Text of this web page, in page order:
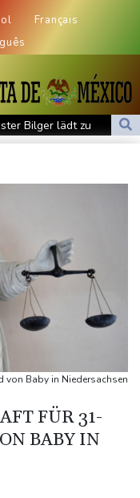
Français
Bilger lädt zu
auf Verdi-
müssen 53
"uneingeschränkt" hinter
für eine Frau aus
von SpaceX-Rakete auf
Escobar erst gerettet
fordert
von Baby in Niedersachsen
FÜR 31-
BABY IN